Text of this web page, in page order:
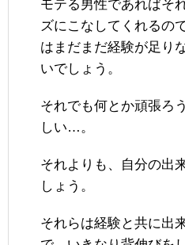
モテる男性であればそ
ズにこなしてくれるの
はまだまだ経験が足り
いでしょう。
それでも何とか頑張ろ
しい…。
それよりも、自分の出
しょう。
それらは経験と共に出